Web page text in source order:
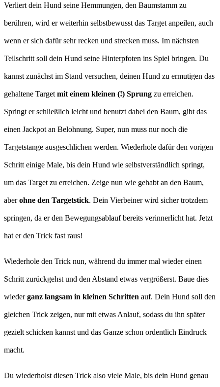
Verliert dein Hund seine Hemmungen, den Baumstamm zu
berühren, wird er weiterhin selbstbewusst das Target anpeilen, auch
wenn er sich dafür sehr recken und strecken muss. Im nächsten
Teilschritt soll dein Hund seine Hinterpfoten ins Spiel bringen. Du
kannst zunächst im Stand versuchen, deinen Hund zu ermutigen das
gehaltene Target mit einem kleinen (!) Sprung zu erreichen.
Springt er schließlich leicht und benutzt dabei den Baum, gibt das
einen Jackpot an Belohnung. Super, nun muss nur noch die
Targetstange ausgeschlichen werden. Wiederhole dafür den vorigen
Schritt einige Male, bis dein Hund wie selbstverständlich springt,
um das Target zu erreichen. Zeige nun wie gehabt an den Baum,
aberohne den Targetstick. Dein Vierbeiner wird sicher trotzdem
springen, da er den Bewegungsablauf bereits verinnerlicht hat. Jetzt
hat er den Trick fast raus!
Wiederhole den Trick nun, während du immer mal wieder einen
Schritt zurückgehst und den Abstand etwas vergrößerst. Baue dies
wiederganz langsam in kleinen Schritten auf. Dein Hund soll den
gleichen Trick zeigen, nur mit etwas Anlauf, sodass du ihn später
gezielt schicken kannst und das Ganze schon ordentlich Eindruck
macht.
Du wiederholst diesen Trick also viele Male, bis dein Hund genau